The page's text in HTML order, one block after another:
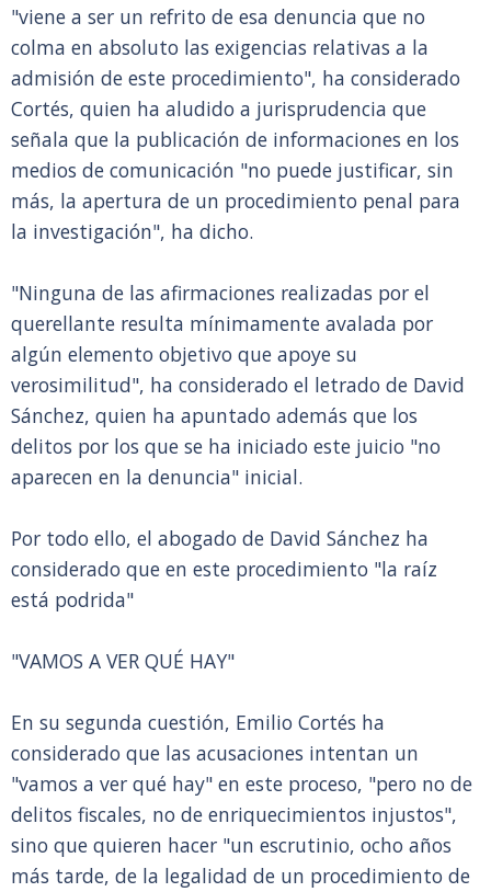
"viene a ser un refrito de esa denuncia que no
colma en absoluto las exigencias relativas a la
admisión de este procedimiento", ha considerado
Cortés, quien ha aludido a jurisprudencia que
señala que la publicación de informaciones en los
medios de comunicación "no puede justificar, sin
más, la apertura de un procedimiento penal para
la investigación", ha dicho.
"Ninguna de las afirmaciones realizadas por el
querellante resulta mínimamente avalada por
algún elemento objetivo que apoye su
verosimilitud", ha considerado el letrado de David
Sánchez, quien ha apuntado además que los
delitos por los que se ha iniciado este juicio "no
aparecen en la denuncia" inicial.
Por todo ello, el abogado de David Sánchez ha
considerado que en este procedimiento "la raíz
está podrida"
"VAMOS A VER QUÉ HAY"
En su segunda cuestión, Emilio Cortés ha
considerado que las acusaciones intentan un
"vamos a ver qué hay" en este proceso, "pero no de
delitos fiscales, no de enriquecimientos injustos",
sino que quieren hacer "un escrutinio, ocho años
más tarde, de la legalidad de un procedimiento de